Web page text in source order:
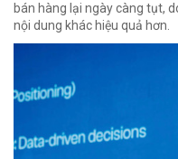
bán hàng lại ngày càng tụt,
nội dung khác hiệu quả hơn.